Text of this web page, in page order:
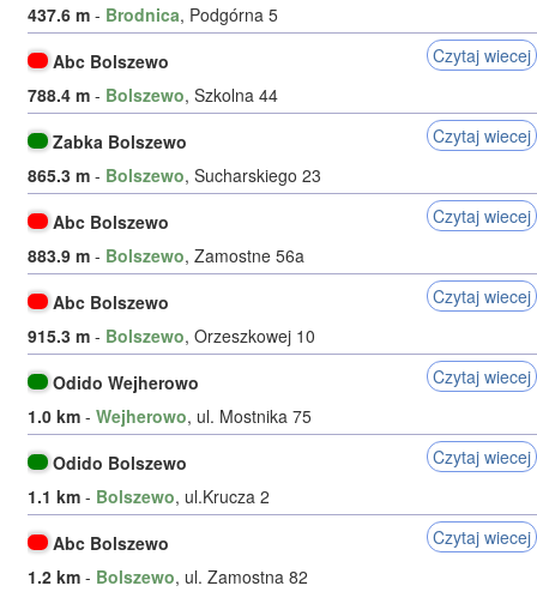
437.6 m - Brodnica, Podgórna 5
Abc Bolszewo
Czytaj wiecej
788.4 m - Bolszewo, Szkolna 44
Zabka Bolszewo
Czytaj wiecej
865.3 m - Bolszewo, Sucharskiego 23
Abc Bolszewo
Czytaj wiecej
883.9 m - Bolszewo, Zamostne 56a
Abc Bolszewo
Czytaj wiecej
915.3 m - Bolszewo, Orzeszkowej 10
Odido Wejherowo
Czytaj wiecej
1.0 km - Wejherowo, ul. Mostnika 75
Odido Bolszewo
Czytaj wiecej
1.1 km - Bolszewo, ul.Krucza 2
Abc Bolszewo
Czytaj wiecej
1.2 km - Bolszewo, ul. Zamostna 82